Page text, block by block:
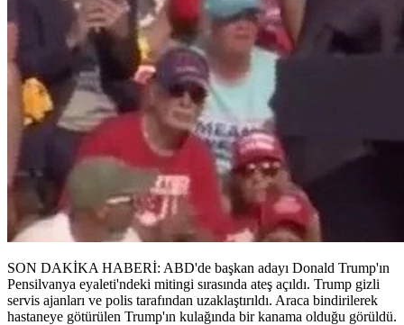
SON DAKİKA HABERİ: ABD'de başkan adayı Donald Trump'ın
Pensilvanya eyaleti'ndeki mitingi sırasında ateş açıldı. Trump gizli
servis ajanları ve polis tarafından uzaklaştırıldı. Araca bindirilerek
hastaneye götürülen Trump'ın kulağında bir kanama olduğu görüldü.